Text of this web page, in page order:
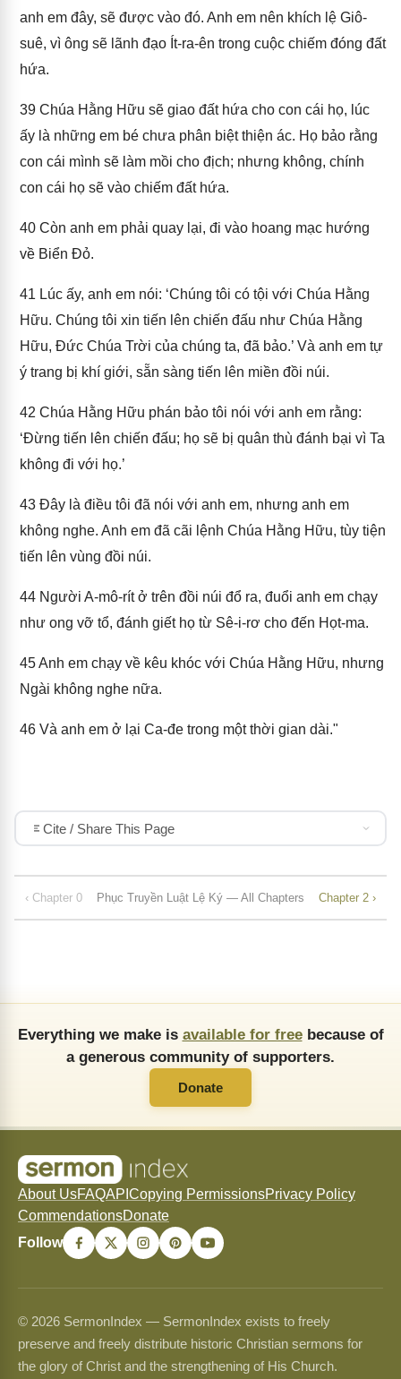
anh em đây, sẽ được vào đó. Anh em nên khích lệ Giô-
suê, vì ông sẽ lãnh đạo Ít-ra-ên trong cuộc chiếm đóng đất
hứa.
39 Chúa Hằng Hữu sẽ giao đất hứa cho con cái họ, lúc
ấy là những em bé chưa phân biệt thiện ác. Họ bảo rằng
con cái mình sẽ làm mồi cho địch; nhưng không, chính
con cái họ sẽ vào chiếm đất hứa.
40 Còn anh em phải quay lại, đi vào hoang mạc hướng
về Biển Đỏ.
41 Lúc ấy, anh em nói: ‘Chúng tôi có tội với Chúa Hằng
Hữu. Chúng tôi xin tiến lên chiến đấu như Chúa Hằng
Hữu, Đức Chúa Trời của chúng ta, đã bảo.’ Và anh em tự
ý trang bị khí giới, sẵn sàng tiến lên miền đồi núi.
42 Chúa Hằng Hữu phán bảo tôi nói với anh em rằng:
‘Đừng tiến lên chiến đấu; họ sẽ bị quân thù đánh bại vì Ta
không đi với họ.’
43 Đây là điều tôi đã nói với anh em, nhưng anh em
không nghe. Anh em đã cãi lệnh Chúa Hằng Hữu, tùy tiện
tiến lên vùng đồi núi.
44 Người A-mô-rít ở trên đồi núi đổ ra, đuổi anh em chạy
như ong vỡ tổ, đánh giết họ từ Sê-i-rơ cho đến Họt-ma.
45Anh em chạy về kêu khóc với Chúa Hằng Hữu, nhưng
Ngài không nghe nữa.
46 Và anh em ở lại Ca-đe trong một thời gian dài."
Cite / Share This Page
‹ Chapter 0 Phục Truyền Luật Lệ Ký — All Chapters Chapter 2 ›
Everything we make is available for freebecause of
a generous community of supporters.
Donate
About UsFAQAPI Copying PermissionsPrivacy Policy
CommendationsDonate
Follow
© 2026 SermonIndex — SermonIndex exists to freely
preserve and freely distribute historic Christian sermons for
the glory of Christ and the strengthening of His Church.